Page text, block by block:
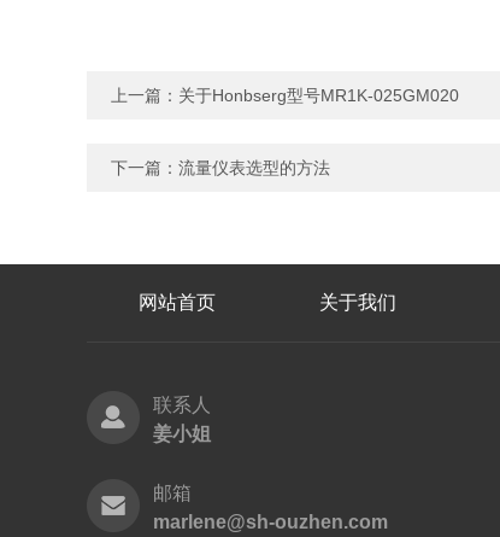
上一篇： 关于Honbserg型号MR1K-025GM020
下一篇： 流量仪表选型的方法
网站首页 关于我们
联系人
姜小姐
邮箱
marlene@sh-ouzhen.com